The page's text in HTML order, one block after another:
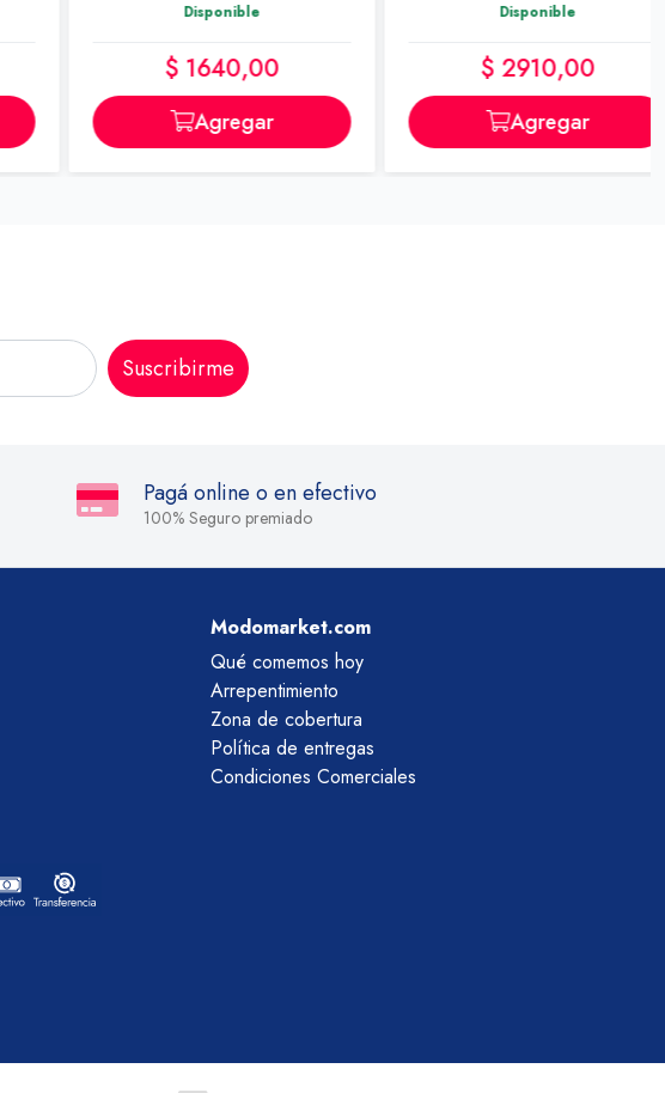
Disponible
$ 1640,00
Agregar
Disponible
$ 2910,00
Agregar
Suscribirme
Pagá online o en efectivo
100% Seguro premiado
Modomarket.com
Qué comemos hoy
Arrepentimiento
Zona de cobertura
Política de entregas
Condiciones Comerciales